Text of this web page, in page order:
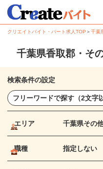
クリエイトバイト・パート求人TOP ＞千葉
千葉県香取郡・そ
検索条件の設定
エリア 千葉県その
職種 指定しない